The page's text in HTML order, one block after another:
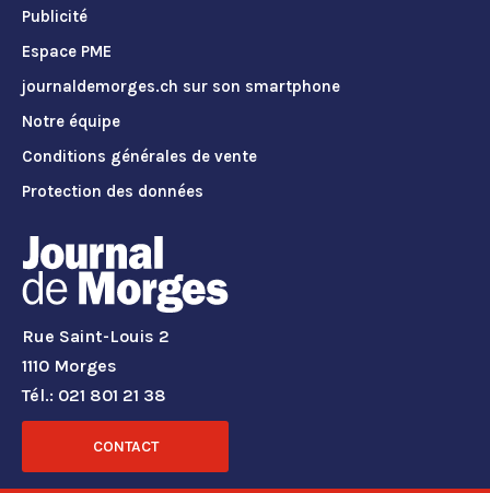
Publicité
Espace PME
journaldemorges.ch sur son smartphone
Notre équipe
Conditions générales de vente
Protection des données
Rue Saint-Louis 2
1110 Morges
Tél.: 021 801 21 38
CONTACT